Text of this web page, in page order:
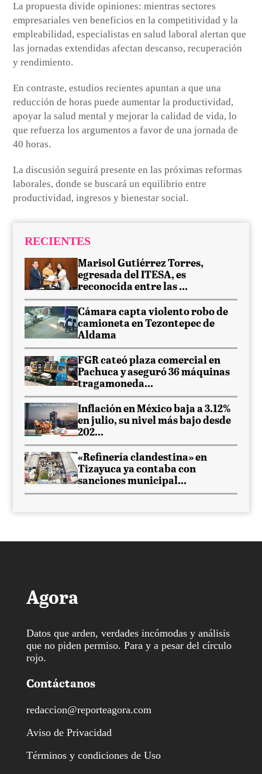
La propuesta divide opiniones: mientras sectores
empresariales ven beneficios en la competitividad y la
empleabilidad, especialistas en salud laboral alertan que
las jornadas extendidas afectan descanso, recuperación
y rendimiento.
En contraste, estudios recientes apuntan a que una
reducción de horas puede aumentar la productividad,
apoyar la salud mental y mejorar la calidad de vida, lo
que refuerza los argumentos a favor de una jornada de
40 horas.
La discusión seguirá presente en las próximas reformas
laborales, donde se buscará un equilibrio entre
productividad, ingresos y bienestar social.
RECIENTES
Marisol Gutiérrez Torres,
egresada del ITESA, es
reconocida entre las ...
Cámara capta violento robo de
camioneta en Tezontepec de
Aldama
FGR cateó plaza comercial en
Pachuca y aseguró 36 máquinas
tragamoneda...
Inflación en México baja a 3.12%
en julio, su nivel más bajo desde
202...
«Refinería clandestina» en
Tizayuca ya contaba con
sanciones municipal...
Agora
Datos que arden, verdades incómodas y análisis
que no piden permiso. Para y a pesar del círculo
rojo.
Contáctanos
redaccion@reporteagora.com
Aviso de Privacidad
Términos y condiciones de Uso